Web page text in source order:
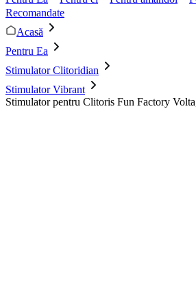
Recomandate
Acasă
Pentru Ea
Stimulator Clitoridian
Stimulator Vibrant
Stimulator pentru Clitoris Fun Factory